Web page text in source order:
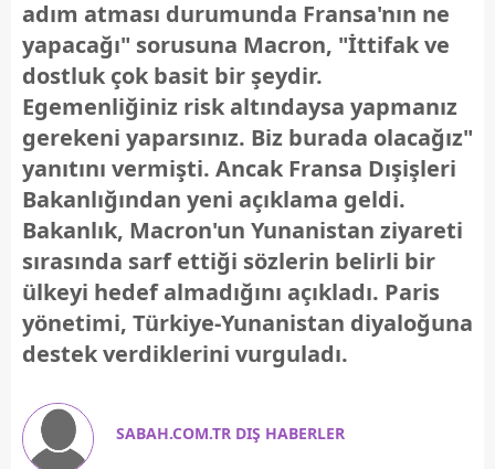
adım atması durumunda Fransa'nın ne
yapacağı" sorusuna Macron, "İttifak ve
dostluk çok basit bir şeydir.
Egemenliğiniz risk altındaysa yapmanız
gerekeni yaparsınız. Biz burada olacağız"
yanıtını vermişti. Ancak Fransa Dışişleri
Bakanlığından yeni açıklama geldi.
Bakanlık, Macron'un Yunanistan ziyareti
sırasında sarf ettiği sözlerin belirli bir
ülkeyi hedef almadığını açıkladı. Paris
yönetimi, Türkiye-Yunanistan diyaloğuna
destek verdiklerini vurguladı.
SABAH.COM.TR DIŞ HABERLER